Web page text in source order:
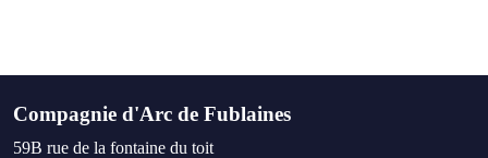
Compagnie d'Arc de Fublaines
59B rue de la fontaine du toit